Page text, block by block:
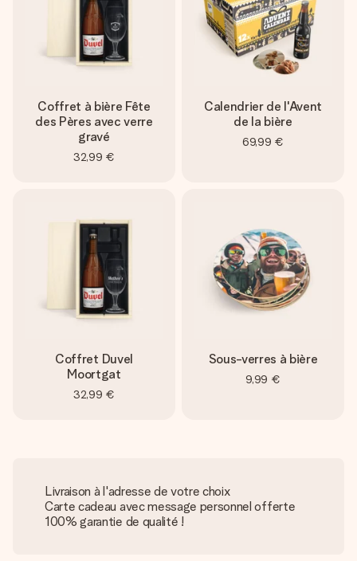
Coffret à bière Fête
des Pères avec verre
gravé
32,99 €
Calendrier de l'Avent
de la bière
69,99 €
Coffret Duvel
Moortgat
32,99 €
Sous-verres à bière
9,99 €
Livraison à l'adresse de votre choix
Carte cadeau avec message personnel offerte
100% garantie de qualité !